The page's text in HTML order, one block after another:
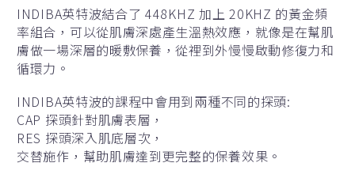
INDIBA英特波結合了 448KHZ 加上 20KHZ 的黃金頻
率組合，可以從肌膚深處產生溫熱效應，就像是在幫肌
膚做一場深層的暖敷保養，從裡到外慢慢啟動修復力和
循環力。
INDIBA英特波的課程中會用到兩種不同的探頭:
CAP 探頭針對肌膚表層，
RES 探頭深入肌底層次，
交替施作，幫助肌膚達到更完整的保養效果。